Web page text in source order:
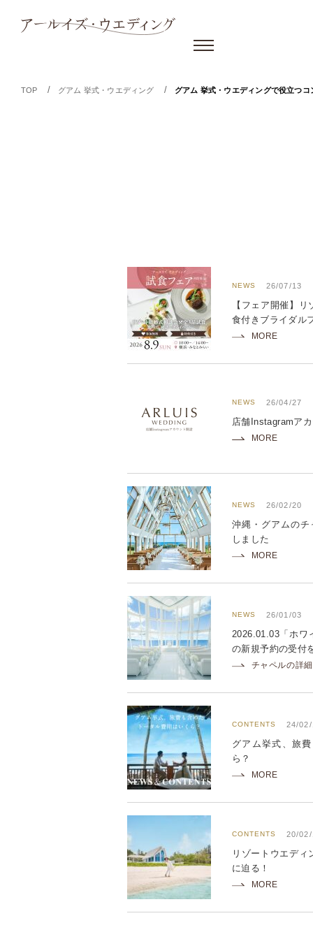
TOP / グアム 挙式・ウエディング / グアム 挙式・ウエディングで役立つコ
NEWS 26/07/13
【フェア開催】
食付きブライダル
MORE
NEWS 26/04/27
店舗Instagramア
MORE
NEWS 26/02/20
沖縄・グアムの
しました
MORE
NEWS 26/01/03
2026.01.03「ホワ
の新規予約の受付
チャペルの詳
CONTENTS 24/02/
グアム挙式、旅
ら？
MORE
CONTENTS 20/02/
リゾートウエディ
に迫る！
MORE